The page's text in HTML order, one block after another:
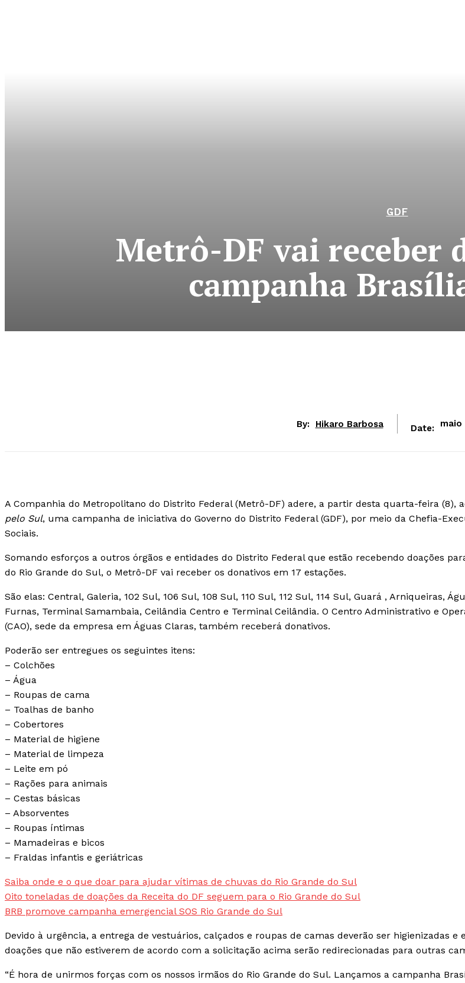
GDF
Metrô-DF vai receber
campanha
By: Hikaro Barbosa Date: maio
A Companhia do Metropolitano do Distrito Federal (Metrô-DF) adere, a partir desta quarta-feira (8),
pelo Sul, uma campanha de iniciativa do Governo do Distrito Federal (GDF), por meio da Chefia-
Sociais.
Somando esforços a outros órgãos e entidades do Distrito Federal que estão recebendo doações
do Rio Grande do Sul, o Metrô-DF vai receber os donativos em 17 estações.
São elas: Central, Galeria, 102 Sul, 106 Sul, 108 Sul, 110 Sul, 112 Sul, 114 Sul, Guará , Arniqueiras,
Furnas, Terminal Samambaia, Ceilândia Centro e Terminal Ceilândia. O Centro Administrativo e
(CAO), sede da empresa em Águas Claras, também receberá donativos.
Poderão ser entregues os seguintes itens:
– Colchões
– Água
– Roupas de cama
– Toalhas de banho
– Cobertores
– Material de higiene
– Material de limpeza
– Leite em pó
– Rações para animais
– Cestas básicas
– Absorventes
– Roupas íntimas
– Mamadeiras e bicos
– Fraldas infantis e geriátricas
Saiba onde e o que doar para ajudar vítimas de chuvas do Rio Grande do Sul
Oito toneladas de doações da Receita do DF seguem para o Rio Grande do Sul
BRB promove campanha emergencial SOS Rio Grande do Sul
Devido à urgência, a entrega de vestuários, calçados e roupas de camas deverão ser higienizadas e
doações que não estiverem de acordo com a solicitação acima serão redirecionadas para outras
“É hora de unirmos forças com os nossos irmãos do Rio Grande do Sul. Lançamos a campanha